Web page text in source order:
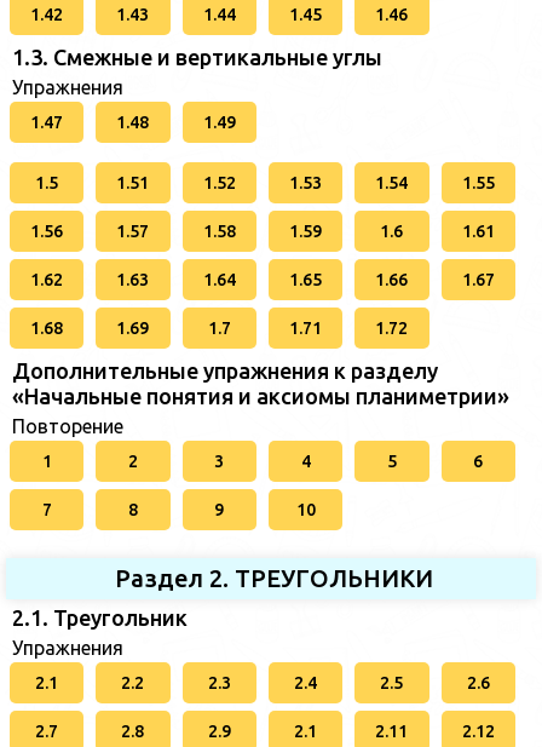
1.42 1.43 1.44 1.45 1.46
1.3. Смежные и вертикальные углы
Упражнения
1.47 1.48 1.49
1.5 1.51 1.52 1.53 1.54 1.55
1.56 1.57 1.58 1.59 1.6 1.61
1.62 1.63 1.64 1.65 1.66 1.67
1.68 1.69 1.7 1.71 1.72
Дополнительные упражнения к разделу
«Начальные понятия и аксиомы планиметрии»
Повторение
1 2 3 4 5 6
7 8 9 10
Раздел 2. ТРЕУГОЛЬНИКИ
2.1. Треугольник
Упражнения
2.1 2.2 2.3 2.4 2.5 2.6
2.7 2.8 2.9 2.1 2.11 2.12